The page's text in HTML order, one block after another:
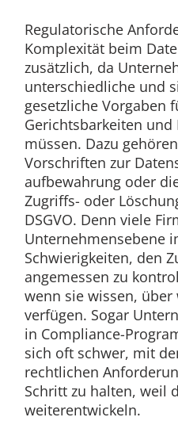
Regulatorische
Komplexität beim
zusätzlich, da
unterschiedliche und
gesetzliche Vorgaben
Gerichtsbarkeiten
müssen. Dazu
Vorschriften zur
aufbewahrung oder
Zugriffs- oder
DSGVO. Denn viele
Unternehmensebene
Schwierigkeiten, den
angemessen zu
wenn sie wissen, über
verfügen. Sogar
in Compliance-
sich oft schwer, mit
rechtlichen
Schritt zu halten, weil
weiterentwickeln.